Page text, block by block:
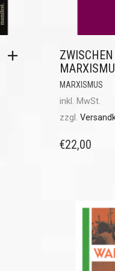
MARXISMUS
inkl. MwSt.
zzgl.
€22,00